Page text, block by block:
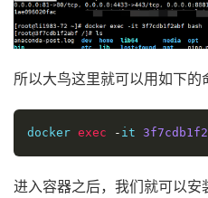
所以大鸟这里就可以用如下的
docker exec - it
进入容器之后，我们就可以安